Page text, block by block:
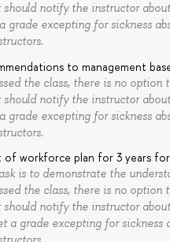
should notify the instructor
grade excepting for sickness
to management
the class, there is no option
should notify the instructor
grade excepting for sickness
of workforce plan for 3 years
is to demonstrate the
the class, there is no option
should notify the instructor
a grade excepting for sickness